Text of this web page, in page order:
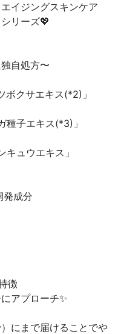
イジングスキンケア
リーズ💖
自処方〜
ボクサエキス(*2)」
種子エキス(*3)」
キュウエキス」
発成分
徴
アプローチ✨
にまで届けることでや